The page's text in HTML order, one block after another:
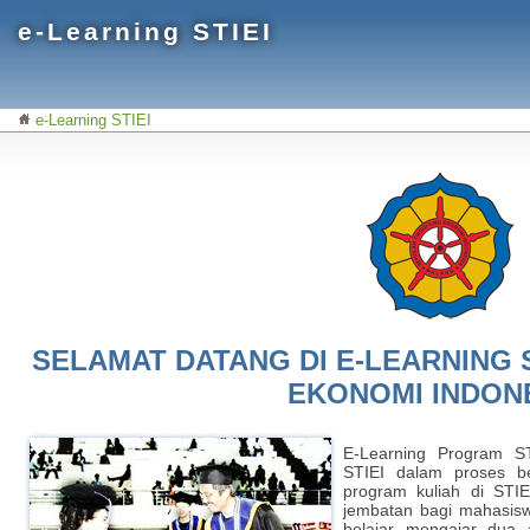
e-Learning STIEI
e-Learning STIEI
SELAMAT DATANG DI E-LEARNING
EKONOMI
E-Learning Program
STIEI dalam proses
program kuliah di
jembatan bagi